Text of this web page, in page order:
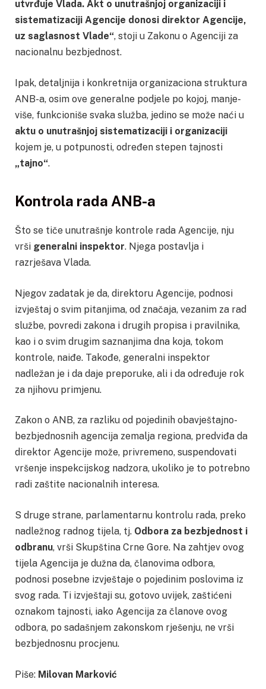
utvrđuje Vlada. Akt o unutrašnjoj organizaciji i
sistematizaciji Agencije donosi direktor Agencije,
uz saglasnost Vlade“, stoji u Zakonu o Agenciji za
nacionalnu bezbjednost.
Ipak, detaljnija i konkretnija organizaciona struktura
ANB-a, osim ove generalne podjele po kojoj, manje-
više, funkcioniše svaka služba, jedino se može naći u
aktu o unutrašnjoj sistematizaciji i organizaciji
kojem je, u potpunosti, određen stepen tajnosti
„tajno“.
Kontrola rada ANB-a
Što se tiče unutrašnje kontrole rada Agencije, nju
vrši generalni inspektor. Njega postavlja i
razrješava Vlada.
Njegov zadatak je da, direktoru Agencije, podnosi
izvještaj o svim pitanjima, od značaja, vezanim za rad
službe, povredi zakona i drugih propisa i pravilnika,
kao i o svim drugim saznanjima dna koja, tokom
kontrole, naiđe. Takođe, generalni inspektor
nadležan je i da daje preporuke, ali i da određuje rok
za njihovu primjenu.
Zakon o ANB, za razliku od pojedinih obavještajno-
bezbjednosnih agencija zemalja regiona, predviđa da
direktor Agencije može, privremeno, suspendovati
vršenje inspekcijskog nadzora, ukoliko je to potrebno
radi zaštite nacionalnih interesa.
S druge strane, parlamentarnu kontrolu rada, preko
nadležnog radnog tijela, tj. Odbora za bezbjednost i
odbranu, vrši Skupština Crne Gore. Na zahtjev ovog
tijela Agencija je dužna da, članovima odbora,
podnosi posebne izvještaje o pojedinim poslovima iz
svog rada. Ti izvještaji su, gotovo uvijek, zaštićeni
oznakom tajnosti, iako Agencija za članove ovog
odbora, po sadašnjem zakonskom rješenju, ne vrši
bezbjednosnu procjenu.
Piše: Milovan Marković